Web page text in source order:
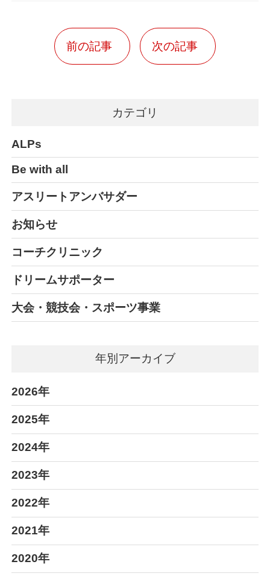
前の記事 次の記事
カテゴリ
ALPs
Be with all
アスリートアンバサダー
お知らせ
コーチクリニック
ドリームサポーター
大会・競技会・スポーツ事業
年別アーカイブ
2026年
2025年
2024年
2023年
2022年
2021年
2020年